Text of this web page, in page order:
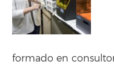
formado en